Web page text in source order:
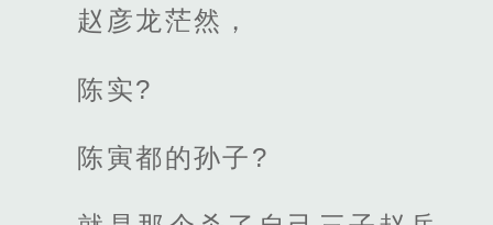
赵彦龙茫然，
陈实?
陈寅都的孙子?